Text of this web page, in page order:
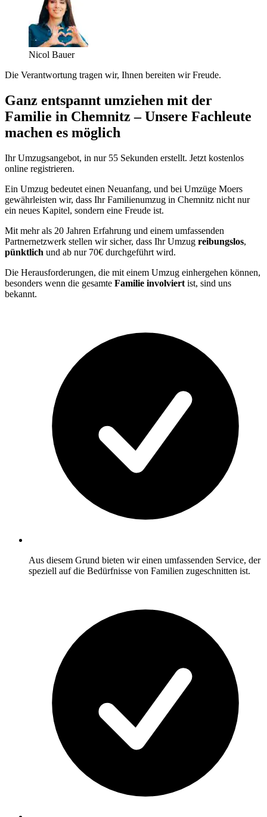
Nicol Bauer
Die Verantwortung tragen wir, Ihnen bereiten wir Freude.
Ganz entspannt umziehen mit der
Familie in Chemnitz – Unsere Fachleute
machen es möglich
Ihr Umzugsangebot, in nur 55 Sekunden erstellt. Jetzt kostenlos
online registrieren.
Ein Umzug bedeutet einen Neuanfang, und bei Umzüge Moers
gewährleisten wir, dass Ihr Familienumzug in Chemnitz nicht nur
ein neues Kapitel, sondern eine Freude ist.
Mit mehr als 20 Jahren Erfahrung und einem umfassenden
Partnernetzwerk stellen wir sicher, dass Ihr Umzug reibungslos,
pünktlich und ab nur 70€ durchgeführt wird.
Die Herausforderungen, die mit einem Umzug einhergehen können,
besonders wenn die gesamte Familie involviert ist, sind uns
bekannt.
Aus diesem Grund bieten wir einen umfassenden Service, der
speziell auf die Bedürfnisse von Familien zugeschnitten ist.